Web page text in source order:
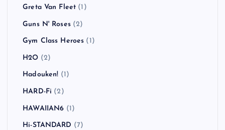
Greta Van Fleet (1)
Guns N' Roses(2)
Gym Class Heroes (1)
H2O (2)
Hadouken! (1)
HARD-Fi (2)
HAWAIIAN6 (1)
Hi-STANDARD (7)